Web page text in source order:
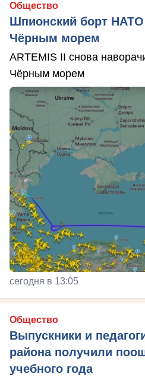
Общество
Шпионский борт НАТО
Чёрным морем
ARTEMIS II снова
Чёрным морем
сегодня в 13:05
Общество
Выпускники и
района получили
учебного года